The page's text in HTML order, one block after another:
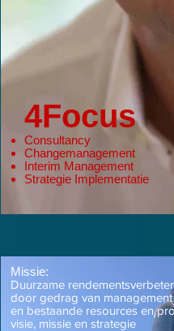
4Focus
Consultancy
Changemanagement
Interim Management
Strategie Implementatie
Missie:
Duurzame
door gedrag van
en bestaande resources en
visie, missie en strategie